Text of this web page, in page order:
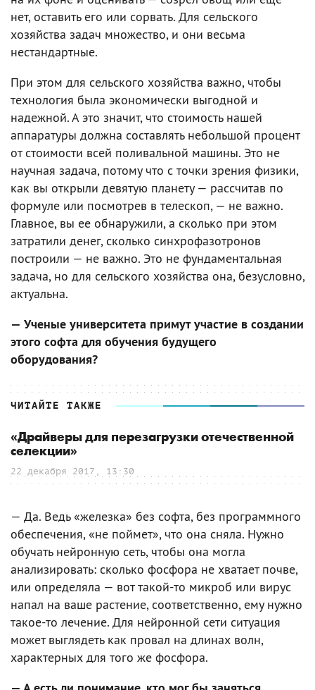
нет, оставить его или сорвать. Для сельского
хозяйства задач множество, и они весьма
нестандартные.
При этом для сельского хозяйства важно, чтобы
технология была экономически выгодной и
надежной. А это значит, что стоимость нашей
аппаратуры должна составлять небольшой процент
от стоимости всей поливальной машины. Это не
научная задача, потому что с точки зрения физики,
как вы открыли девятую планету — рассчитав по
формуле или посмотрев в телескоп, — не важно.
Главное, вы ее обнаружили, а сколько при этом
затратили денег, сколько синхрофазотронов
построили — не важно. Это не фундаментальная
задача, но для сельского хозяйства она, безусловно,
актуальна.
— Ученые университета примут участие в создании
этого софта для обучения будущего
оборудования?
ЧИТАЙТЕ ТАКЖЕ
«Драйверы для перезагрузки отечественной
селекции»
22 декабря 2017, 13:30
— Да. Ведь «железка» без софта, без программного
обеспечения, «не поймет», что она сняла. Нужно
обучать нейронную сеть, чтобы она могла
анализировать: сколько фосфора не хватает почве,
или определяла — вот такой-то микроб или вирус
напал на ваше растение, соответственно, ему нужно
такое-то лечение. Для нейронной сети ситуация
может выглядеть как провал на длинах волн,
характерных для того же фосфора.